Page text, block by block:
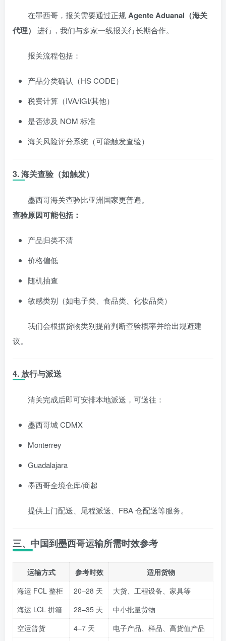
在墨西哥，报关需要通过正规Agente Aduanal（海关
代理）
进行，我们与多家一线报关行长期合作。
报关流程包括：
产品分类确认（HS CODE）
税费计算（IVA/IGI/其他）
是否涉及 NOM 标准
海关风险评分系统（可能触发查验）
3. 海关查验（如触发）
墨西哥海关查验比亚洲国家更普遍。
查验原因可能包括：
产品归类不清
价格偏低
随机抽查
敏感类别（如电子类、食品类、化妆品类）
我们会根据货物类别提前判断查验概率并给出规避建
议。
4. 放行与派送
清关完成后即可安排本地派送，可送往：
墨西哥城 CDMX
Monterrey
Guadalajara
墨西哥全境仓库/商超
提供上门配送、尾程派送、FBA 仓配送等服务。
三、中国到墨西哥运输所需时效参考
运输方式 参考时效
适用货物
海运 FCL 整柜
20–28 天
大货、工程设备、家具等
海运 LCL 拼箱
28–35 天
中小批量货物
空运普货
4–7 天
电子产品、样品、高货值产品